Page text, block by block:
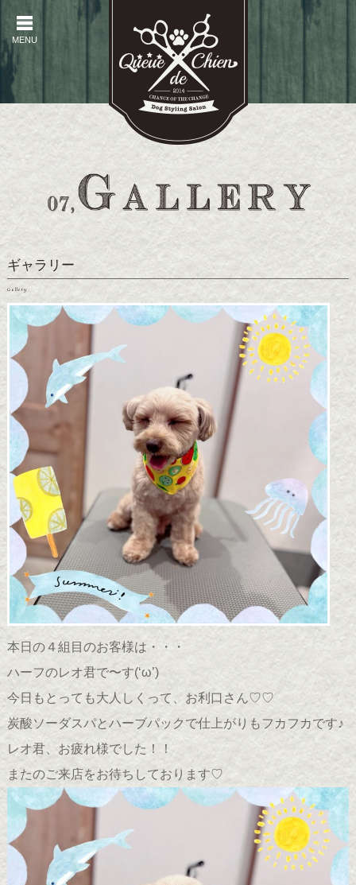
MENU
ギャラリー
Gallery
本日の４組目のお客様は・・・
ハーフのレオ君で〜す(‘ω’)
今日もとっても大人しくって、お利口さん♡♡
炭酸ソーダスパとハーブパックで仕上がりもフカフカです♪
レオ君、お疲れ様でした！！
またのご来店をお待ちしております♡